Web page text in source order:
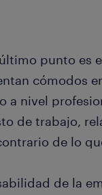
punto es
cómodos
a nivel
de trabajo,
de lo
de la